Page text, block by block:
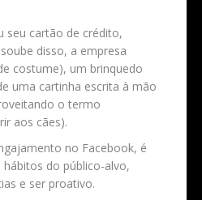
seu cartão de crédito,
disso, a empresa
costume), um brinquedo
uma cartinha escrita à mão
o termo
aos cães).
no Facebook, é
do público-alvo,
e ser proativo.